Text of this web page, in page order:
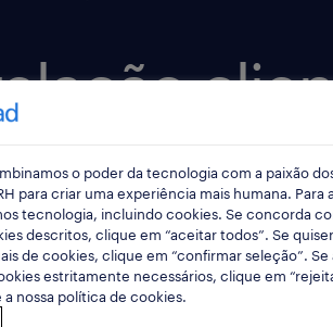
/
limite 28 agosto 2026
o poder da tecnologia com a paixão
para criar uma experiência mais humana. Para
tecnologia, incluindo cookies. Se concorda
descritos, clique em “aceitar todos”. Se
de cookies, clique em “confirmar seleção”. Se
estritamente necessários, clique em
a nossa política de cookies.